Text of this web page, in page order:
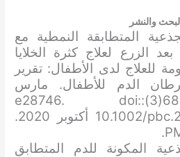
البحث والنشر
المتطابقة النمطية مع
الزرع لعلاج كثرة الخلايا
للعلاج لدى الأطفال: تقرير
الدم للأطفال. مارس
2021؛ 68(3):e28746. doi:
10.1002/pbc.28746. Epub 1 أكتوبر 2020.
المكونة للدم المتطابق